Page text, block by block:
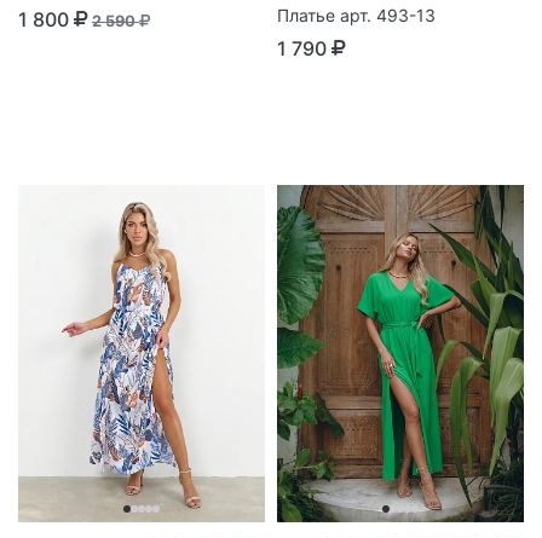
1 800 2 590 Платье арт. 493-13
1 790